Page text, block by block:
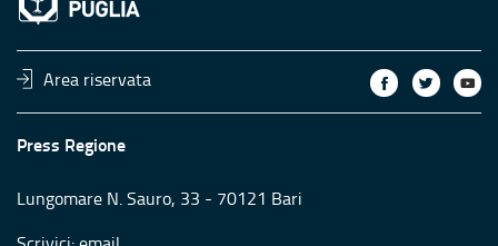
Area riservata
Press Regione
Lungomare N. Sauro, 33 - 70121 Bari